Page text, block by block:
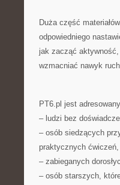
Duża część
odpowiedniego
jak zacząć
wzmacniać nawyk
PT6.pl jest
– ludzi bez
– osób siedzących
praktycznych ćwiczeń,
– zabieganych
– osób starszych,